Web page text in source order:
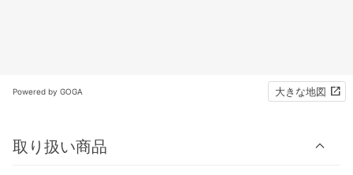
Powered by GOGA 大きな地図
取り扱い商品